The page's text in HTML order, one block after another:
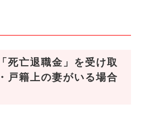
死亡退職金」を受け取
戸籍上の妻がいる場合